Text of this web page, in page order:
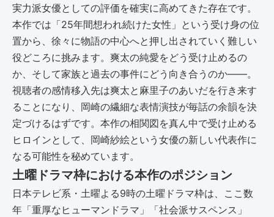
実力派女優としての評価を確実に高めてきた存在です。
本作では「25年間想われ続けた女性」という受け身の位
置から、徐々に物語の中心へと押し出されていく難しい
役どころに挑みます。爽太の純愛をどう受け止めるの
か、そして家族と過去の事件にどう向き合うのか――。
視聴者の感情移入先は爽太と麻里子のあいだを行き来す
ることになり、岡崎の繊細な表情演技が毎話の余韻を決
定づけるはずです。本作の相関図を真ん中で受け止める
ヒロインとして、岡崎紗絵という女優の新しい代表作に
なる可能性を秘めています。
土曜ドラマ枠における本作のポジション
日本テレビ系・土曜よる9時の土曜ドラマ枠は、ここ数
年「重厚なヒューマンドラマ」「社会派サスペンス」